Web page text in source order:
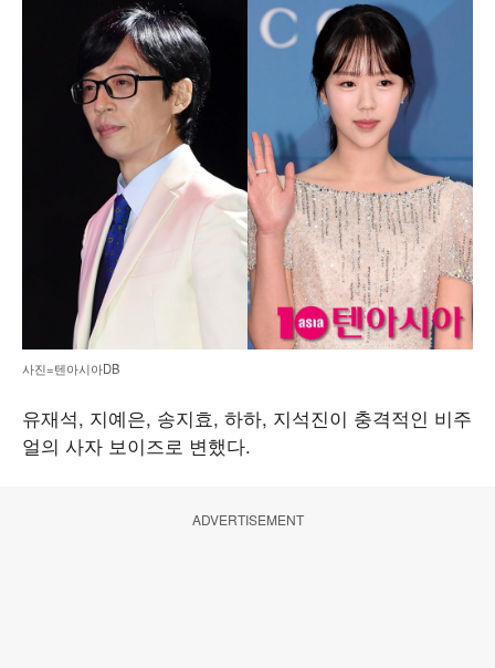
사진=텐아시아DB
유재석, 지예은, 송지효, 하하, 지석진이 충격적인 비주
얼의 사자 보이즈로 변했다.
ADVERTISEMENT